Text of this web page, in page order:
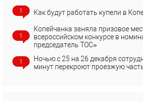
1 Как будут работать купели в
1
Копейчанка заняла призовое
всероссийском конкурсе в
председатель ТОС»
1
Ночью с 25 на 26 декабря
минут перекроют проезжую